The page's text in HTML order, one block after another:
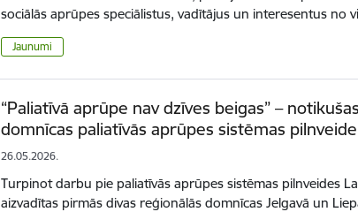
sociālās aprūpes speciālistus, vadītājus un interesentus no
Jaunumi
“Paliatīvā aprūpe nav dzīves beigas” –
domnīcas paliatīvās aprūpes sistēmas
26.05.2026.
Turpinot darbu pie paliatīvās aprūpes sistēmas pilnveides
aizvadītas pirmās divas reģionālās domnīcas Jelgavā un